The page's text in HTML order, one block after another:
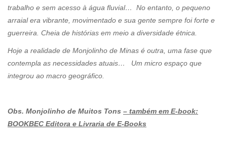
trabalho e sem acesso à água fluvial… No entanto, o pequeno
arraial era vibrante, movimentado e sua gente sempre foi forte e
guerreira. Cheia de histórias em meio a diversidade étnica.
Hoje a realidade de Monjolinho de Minas é outra, uma fase que
contempla as necessidades atuais… Um micro espaço que
integrou ao macro geográfico.
Obs. Monjolinho de Muitos Tons – também em E-book:
BOOKBEC Editora e Livraria de E-Books